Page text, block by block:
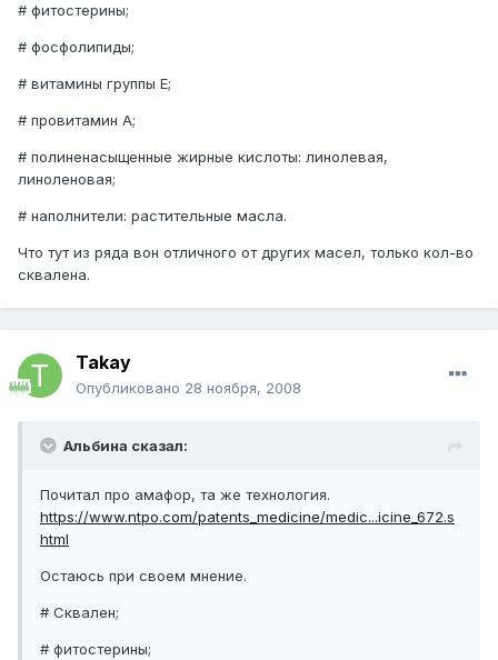
# фитостерины;
# фосфолипиды;
# витамины группы Е;
# провитамин А;
# полиненасыщенные жирные кислоты: линолевая,
линоленовая;
# наполнители: растительные масла.
Что тут из ряда вон отличного от других масел, только кол-во
сквалена.
Takay
Опубликовано 28 ноября, 2008
Альбина сказал:
Почитал про амафор, та же технология.
https://www.ntpo.com/patents_medicine/medic...icine_672.s
html
Остаюсь при своем мнение.
# Сквален;
# фитостерины;